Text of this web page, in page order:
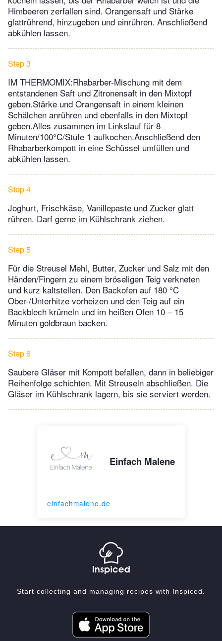
Himbeeren zerfallen sind. Orangensaft und Stärke
glattrührend, hinzugeben und einrühren. Anschließend
abkühlen lassen.
Step 3
IM THERMOMIX:Rhabarber-Mischung mit dem
entstandenen Saft und Zitronensaft in den Mixtopf
geben.Stärke und Orangensaft in einem kleinen
Schälchen anrühren und ebenfalls in den Mixtopf
geben.Alles zusammen im Linkslauf für 8
Minuten/100°C/Stufe 1 aufkochen.Anschließend den
Rhabarberkompott in eine Schüssel umfüllen und
abkühlen lassen.
Step 4
Joghurt, Frischkäse, Vanillepaste und Zucker glatt
rühren. Darf gerne im Kühlschrank ziehen.
Step 5
Für die Streusel Mehl, Butter, Zucker und Salz mit den
Händen/Fingern zu einem bröseligen Teig verkneten
und kurz kaltstellen. Den Backofen auf 180 °C
Ober-/Unterhitze vorheizen und den Teig auf ein
Backblech krümeln und im heißen Ofen 10 – 15
Minuten goldbraun backen.
Step 6
Saubere Gläser mit Kompott befallen, dann in beliebiger
Reihenfolge schichten. Mit Streuseln abschließen. Die
Gläser im Kühlschrank lagern, bis sie serviert werden.
Einfach Malene
einfachmalene.de
Start collecting and managing recipes with Inspiced.